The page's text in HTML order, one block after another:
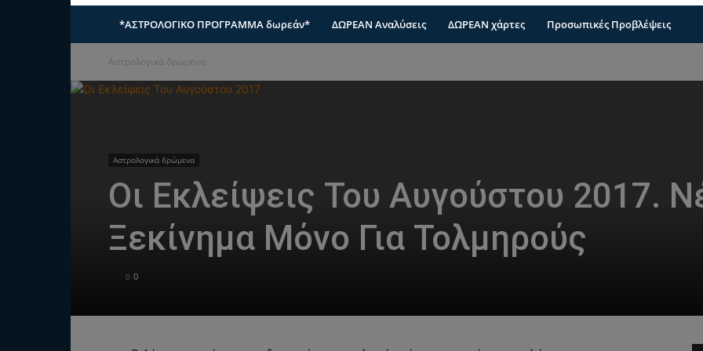
*ΑΣΤΡΟΛΟΓΙΚΟ ΠΡΟΓΡΑΜΜΑ δωρεάν* ΔΩΡΕΑΝ Αναλύσεις ΔΩΡΕΑΝ χάρτες Προσωπικές Προβλέψεις
Αστρολογικά δρώμενα
Αστρολογικά δρώμενα
Οι Εκλείψεις Του Αυγούστου 2017.
Ξεκίνημα Μόνο Για Τολμηρούς
0